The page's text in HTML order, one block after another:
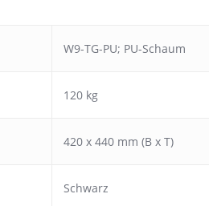
W9-TG-PU; PU-Schaum
120 kg
420 x 440 mm (B x T)
Schwarz